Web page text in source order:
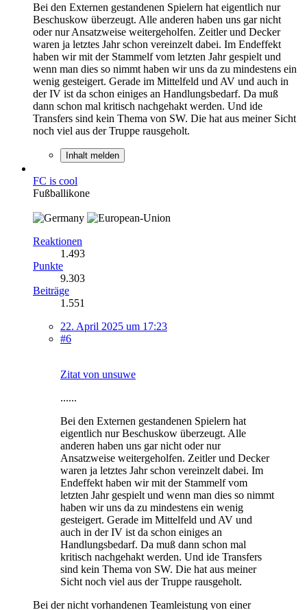
Bei den Externen gestandenen Spielern hat eigentlich nur
Beschuskow überzeugt. Alle anderen haben uns gar nicht
oder nur Ansatzweise weitergeholfen. Zeitler und Decker
waren ja letztes Jahr schon vereinzelt dabei. Im Endeffekt
haben wir mit der Stammelf vom letzten Jahr gespielt und
wenn man dies so nimmt haben wir uns da zu mindestens ein
wenig gesteigert. Gerade im Mittelfeld und AV und auch in
der IV ist da schon einiges an Handlungsbedarf. Da muß
dann schon mal kritisch nachgehakt werden. Und ide
Transfers sind kein Thema von SW. Die hat aus meiner Sicht
noch viel aus der Truppe rausgeholt.
Inhalt melden
FC is cool
Fußballikone
Reaktionen
1.493
Punkte
9.303
Beiträge
1.551
22. April 2025 um 17:23
#6
Zitat von unsuwe
......
Bei den Externen gestandenen Spielern hat
eigentlich nur Beschuskow überzeugt. Alle
anderen haben uns gar nicht oder nur
Ansatzweise weitergeholfen. Zeitler und Decker
waren ja letztes Jahr schon vereinzelt dabei. Im
Endeffekt haben wir mit der Stammelf vom
letzten Jahr gespielt und wenn man dies so nimmt
haben wir uns da zu mindestens ein wenig
gesteigert. Gerade im Mittelfeld und AV und
auch in der IV ist da schon einiges an
Handlungsbedarf. Da muß dann schon mal
kritisch nachgehakt werden. Und ide Transfers
sind kein Thema von SW. Die hat aus meiner
Sicht noch viel aus der Truppe rausgeholt.
Bei der nicht vorhandenen Teamleistung von einer